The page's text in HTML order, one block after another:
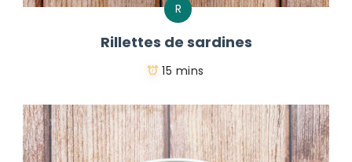
R
Rillettes de sardines
15 mins